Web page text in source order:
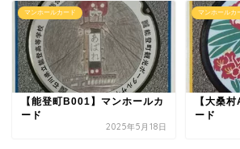
マンホールカード
【能登町B001】マンホールカ
ード
2025年5月18日
マンホールカ
【大桑
ード